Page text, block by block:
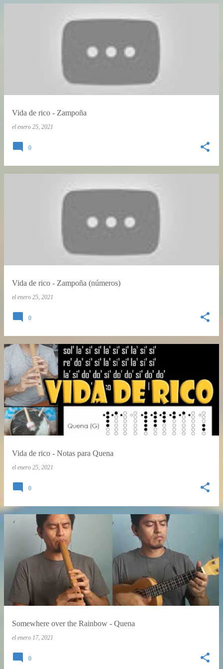
Vida de rico - Zampoña
el enero 25, 2021
0
Vida de rico - Zampoña (números)
el enero 25, 2021
0
Vida de rico - Notas para Quena
el enero 25, 2021
0
Somewhere over the Rainbow - Quena
el enero 17, 2021
0